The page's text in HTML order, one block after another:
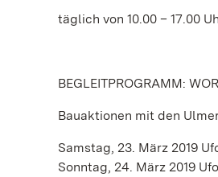
täglich von 10.00 – 17.00
BEGLEITPROGRAMM:
Bauaktionen mit den
Samstag, 23. März 2019
Sonntag, 24. März 2019